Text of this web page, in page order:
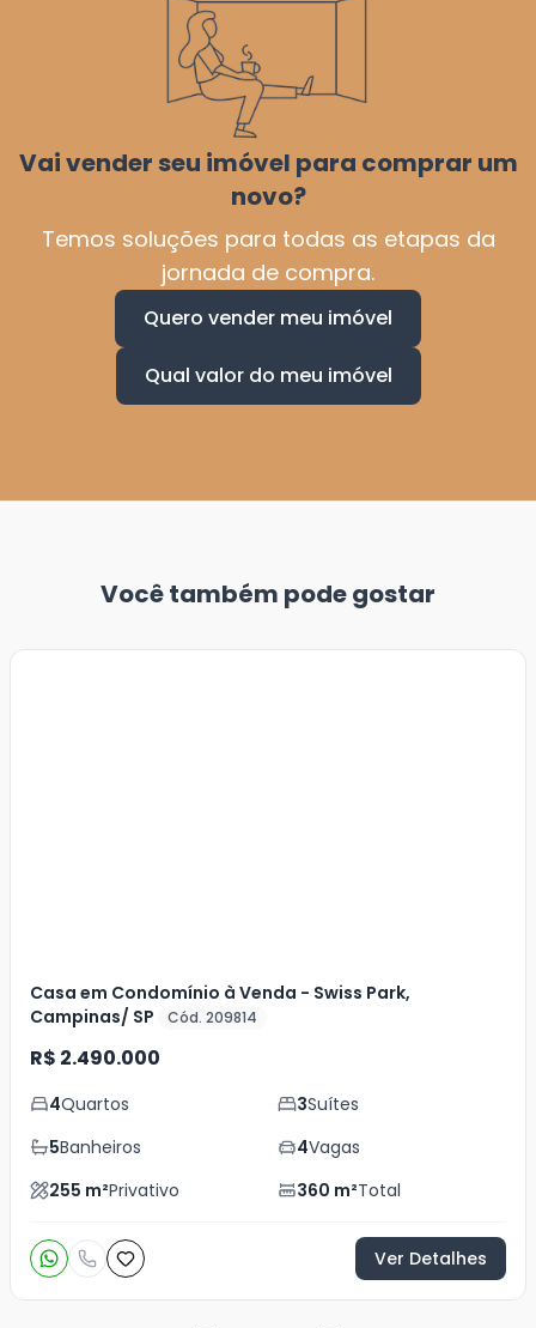
Vai vender seu imóvel para comprar um
novo?
Temos soluções para todas as etapas da
jornada de compra.
Quero vender meu imóvel
Qual valor do meu imóvel
Você também pode gostar
Casa em Condomínio à Venda - Swiss Park,
Campinas/ SP
Cód. 209814
R$ 2.490.000
4Quartos 3Suítes
5Banheiros 4Vagas
255 m²Privativo 360 m²Total
Ver Detalhes